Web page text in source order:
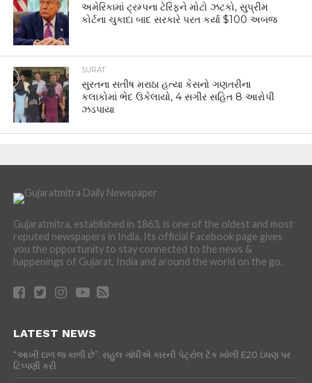
અમેરિકામાં ટ્રમ્પના ટેરિફને મોટો ઝટકો, સુપ્રીમ
કોર્ટના ચુકાદા બાદ સરકારે પરત કર્યા $100 અબજ
SURAT
સુરતના સતીષ મરાઠા હત્યા કેસનો ગણતરીના
કલાકોમાં ભેદ ઉકેલાયો, 4 સગીર સહિત 8 આરોપી
ઝડપાયા
Gujaratmitra, established in 1863, is one of the oldest and most
reputed newspapers in India. Its official Facebook page gives
you the opportunity to stay connected to the news &
happenings of Gujarat, India and around the world on the go.
LATEST NEWS
“આખી દાળ જ કાળી છે”: રાહુલ ગાંધીએ કારની પેટ્રોલ ટેંક ખોલી E20 ઇંધણ પર
ટિપ્પણી કરી